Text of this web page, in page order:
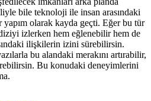
bile teknoloji ile insan arasındaki
yapım olarak kayda geçti. Eğer bu tür
izlerken hem eğlenebilir hem de
ilişkilerin izini sürebilirsin.
bu alandaki merakını artırabilir,
Bu konudaki deneyimlerini